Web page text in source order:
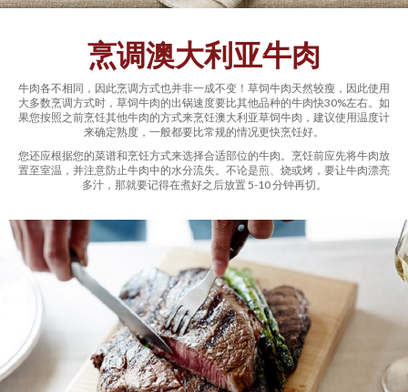
烹调澳大利亚牛肉
牛肉各不相同，因此烹调方式也并非一成不变！草饲牛肉天然较瘦，因此使用
大多数烹调方式时，草饲牛肉的出锅速度要比其他品种的牛肉快30%左右。如
果您按照之前烹饪其他牛肉的方式来烹饪澳大利亚草饲牛肉，建议使用温度计
来确定熟度，一般都要比常规的情况更快烹饪好。
您还应根据您的菜谱和烹饪方式来选择合适部位的牛肉。烹饪前应先将牛肉放
置至室温，并注意防止牛肉中的水分流失。不论是煎、烧或烤，要让牛肉漂亮
多汁，那就要记得在煮好之后放置 5-10 分钟再切。